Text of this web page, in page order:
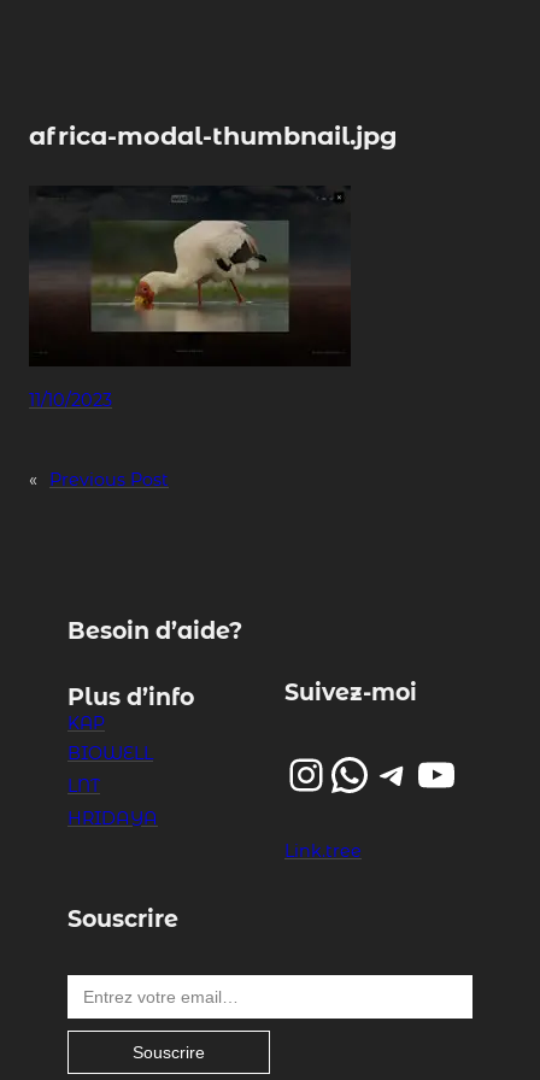
africa-modal-thumbnail.jpg
11/10/2023
« Previous Post
Besoin d’aide?
Plus d’info
KAP
BIOWELL
LNT
HRIDAYA
Suivez-moi
InstagramWhatsApp Telegram YouTube
Link.tree
Souscrire
Entrez votre email…
Souscrire